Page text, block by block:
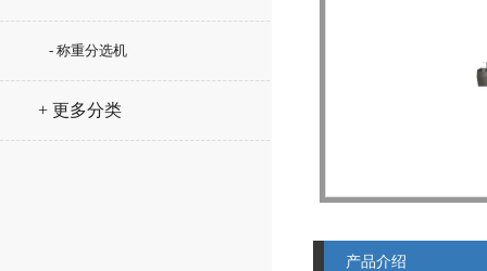
- 称重分选机
+ 更多分类
产品介绍